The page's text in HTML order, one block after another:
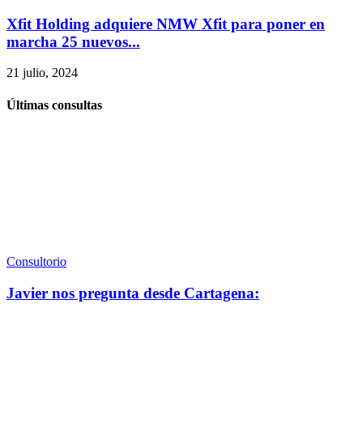
Xfit Holding adquiere NMW Xfit para poner en
marcha 25 nuevos...
21 julio, 2024
Últimas consultas
Consultorio
Javier nos pregunta desde Cartagena: